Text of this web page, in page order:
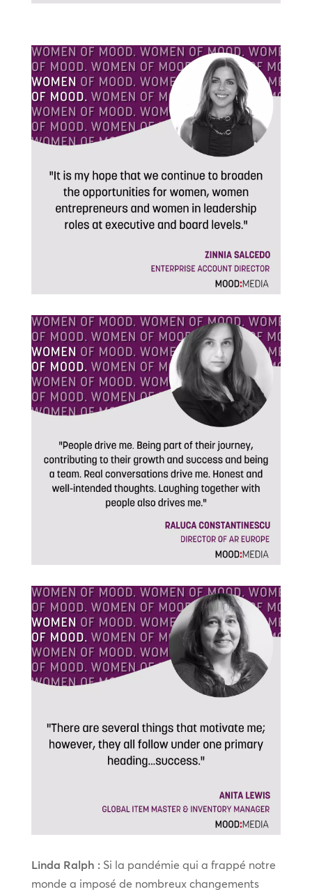
Linda Ralph :Si la pandémie qui a frappé notre
monde a imposé de nombreux changements